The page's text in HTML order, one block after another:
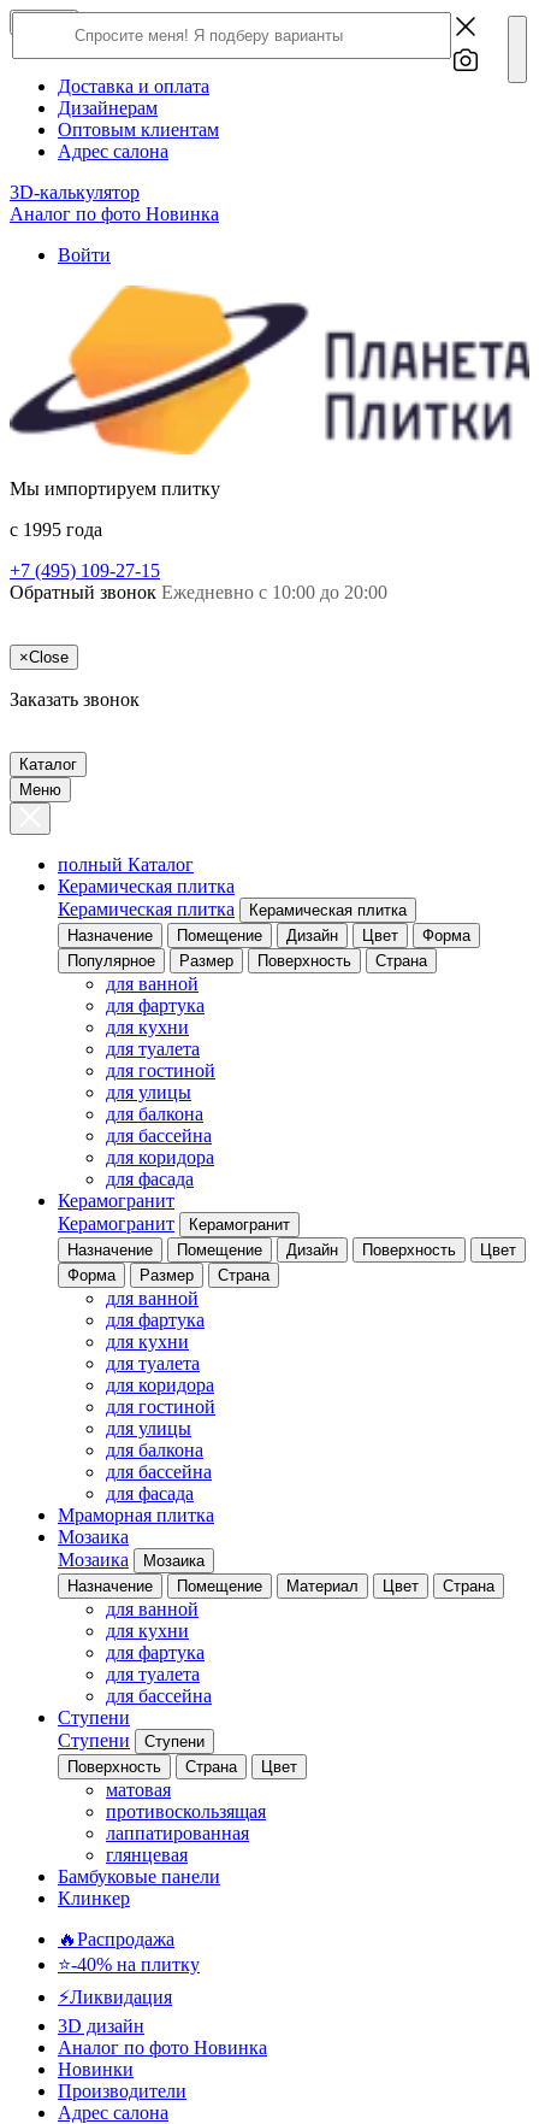
О компании
Доставка и оплата
Дизайнерам
Оптовым клиентам
Адрес салона
3D-калькулятор
Аналог по фото Новинка
Войти
Мы импортируем плитку
c 1995 года
+7 (495) 109-27-15
Обратный звонок Ежедневно с 10:00 до 20:00
×Close
Заказать звонок
Каталог
Меню
полный Каталог
Керамическая плитка
Керамическая плитка
Керамическая плитка
Назначение
Помещение Дизайн Цвет
Форма
Популярное
Размер Поверхность Страна
для ванной
для фартука
для кухни
для туалета
для гостиной
для улицы
для балкона
для бассейна
для коридора
для фасада
Керамогранит
Керамогранит
Керамогранит
Назначение
Помещение Дизайн Поверхность
Цвет
Форма
Размер Страна
для ванной
для фартука
для кухни
для туалета
для коридора
для гостиной
для улицы
для балкона
для бассейна
для фасада
Мраморная плитка
Мозаика
Мозаика
Мозаика
Назначение
Помещение Материал Цвет Страна
для ванной
для кухни
для фартука
для туалета
для бассейна
Ступени
Ступени
Ступени
Поверхность
Страна Цвет
матовая
противоскользящая
лаппатированная
глянцевая
Бамбуковые панели
Клинкер
🔥Распродажа
⭐-40% на плитку
⚡️Ликвидация
3D дизайн
Аналог по фото Новинка
Новинки
Производители
Адрес салона